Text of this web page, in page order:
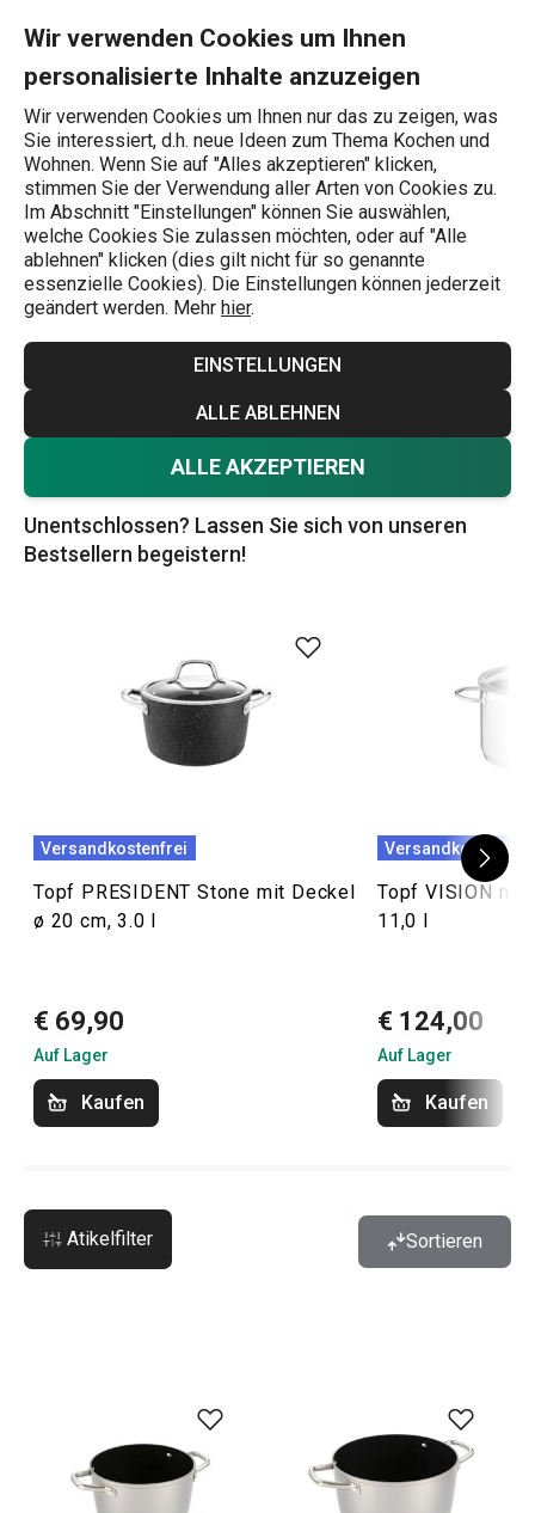
Wir verwenden Cookies um Ihnen
personalisierte Inhalte anzuzeigen
Wir verwenden Cookies um Ihnen nur das zu zeigen, was
Sie interessiert, d.h. neue Ideen zum Thema Kochen und
Wohnen. Wenn Sie auf "Alles akzeptieren" klicken,
stimmen Sie der Verwendung aller Arten von Cookies zu.
Im Abschnitt "Einstellungen" können Sie auswählen,
welche Cookies Sie zulassen möchten, oder auf "Alle
ablehnen" klicken (dies gilt nicht für so genannte
essenzielle Cookies). Die Einstellungen können jederzeit
geändert werden. Mehr hier.
EINSTELLUNGEN
ALLE ABLEHNEN
ALLE AKZEPTIEREN
Wonach suchen Sie?
Töpfe
Induktions-Töpfe
Beschleunigen Sie die Essenszubereitung in der Küche
und holen Sie sich Induktionstöpfe. Induktionskochen ist
schnell und sparsam. Es funktioniert nach dem Prinzip der
Induktionserwärmung, bei der nur der Boden des Topfes
durch elektromagnetische Wellen erhitzt wird. In unserem
Onlineshop finden Sie einzelne Induktionstöpfe,
Induktionskasserollen,Induktionspfannen
Induktionskochgeschirr-Sets.
Unentschlossen? Lassen Sie sich von unseren
Bestsellern begeistern!
Versandkostenfrei
Topf PRESIDENT Stone mit Deckel
ø 20 cm, 3.0 l
€ 69,90
Auf Lager
Kaufen
Versandkostenfrei
Topf VISION mit
11,0 l
€ 124,00
Auf Lager
Kaufen
Atikelfilter Sortieren